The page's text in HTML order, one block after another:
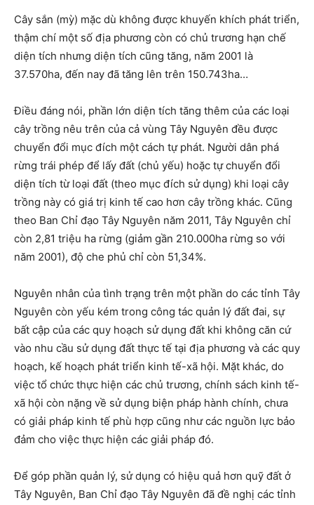
Cây sắn (mỳ) mặc dù không được khuyến khích phát triển,
thậm chí một số địa phương còn có chủ trương hạn chế
diện tích nhưng diện tích cũng tăng, năm 2001 là
37.570ha, đến nay đã tăng lên trên 150.743ha…
Điều đáng nói, phần lớn diện tích tăng thêm của các loại
cây trồng nêu trên của cả vùng Tây Nguyên đều được
chuyển đổi mục đích một cách tự phát. Người dân phá
rừng trái phép để lấy đất (chủ yếu) hoặc tự chuyển đổi
diện tích từ loại đất (theo mục đích sử dụng) khi loại cây
trồng này có giá trị kinh tế cao hơn cây trồng khác. Cũng
theo Ban Chỉ đạo Tây Nguyên năm 2011, Tây Nguyên chỉ
còn 2,81 triệu ha rừng (giảm gần 210.000ha rừng so với
năm 2001), độ che phủ chỉ còn 51,34%.
Nguyên nhân của tình trạng trên một phần do các tỉnh Tây
Nguyên còn yếu kém trong công tác quản lý đất đai, sự
bất cập của các quy hoạch sử dụng đất khi không căn cứ
vào nhu cầu sử dụng đất thực tế tại địa phương và các quy
hoạch, kế hoạch phát triển kinh tế-xã hội. Mặt khác, do
việc tổ chức thực hiện các chủ trương, chính sách kinh tế-
xã hội còn nặng về sử dụng biện pháp hành chính, chưa
có giải pháp kinh tế phù hợp cũng như các nguồn lực bảo
đảm cho việc thực hiện các giải pháp đó.
Để góp phần quản lý, sử dụng có hiệu quả hơn quỹ đất ở
Tây Nguyên, Ban Chỉ đạo Tây Nguyên đã đề nghị các tỉnh